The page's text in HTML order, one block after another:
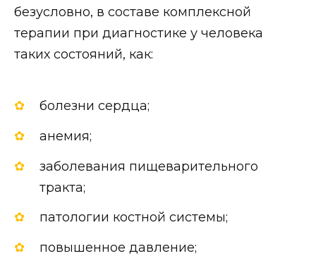
безусловно, в составе комплексной
терапии при диагностике у человека
таких состояний, как:
болезни сердца;
анемия;
заболевания пищеварительного
тракта;
патологии костной системы;
повышенное давление;